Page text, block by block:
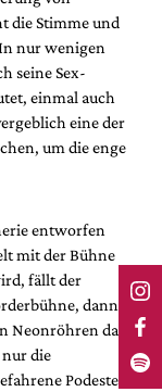
die Stimme und
nur wenigen
seine Sex-
einmal auch
eine der
um die enge
entworfen
mit der Bühne
fällt der
dann
Neonröhren das
nur die
Podeste